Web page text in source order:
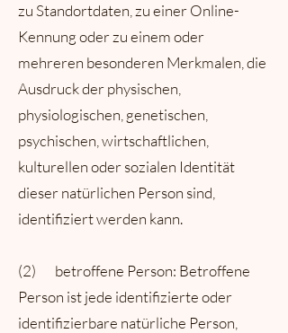
zu Standortdaten, zu einer Online-
Kennung oder zu einem oder
mehreren besonderen Merkmalen, die
Ausdruck der physischen,
physiologischen, genetischen,
psychischen, wirtschaftlichen,
kulturellen oder sozialen Identität
dieser natürlichen Person sind,
identifiziert werden kann.
(2) betroffene Person: Betroffene
Person ist jede identifizierte oder
identifizierbare natürliche Person,